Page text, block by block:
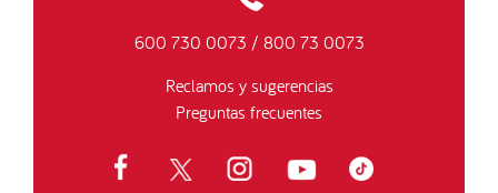
600 730 0073 / 800 73 0073
Reclamos y sugerencias
Preguntas frecuentes